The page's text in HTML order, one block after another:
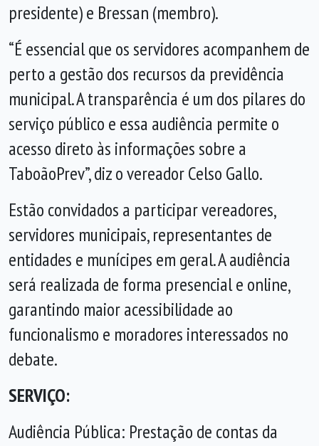
presidente) e Bressan (membro).
“É essencial que os servidores acompanhem de
perto a gestão dos recursos da previdência
municipal. A transparência é um dos pilares do
serviço público e essa audiência permite o
acesso direto às informações sobre a
TaboãoPrev”, diz o vereador Celso Gallo.
Estão convidados a participar vereadores,
servidores municipais, representantes de
entidades e munícipes em geral. A audiência
será realizada de forma presencial e online,
garantindo maior acessibilidade ao
funcionalismo e moradores interessados no
debate.
SERVIÇO:
Audiência Pública: Prestação de contas da